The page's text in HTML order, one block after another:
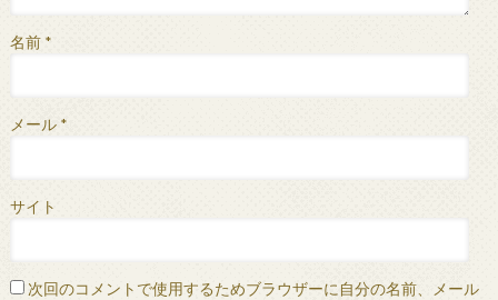
名前 *
メール *
サイト
次回のコメントで使用するためブラウザーに自分の名前、メール